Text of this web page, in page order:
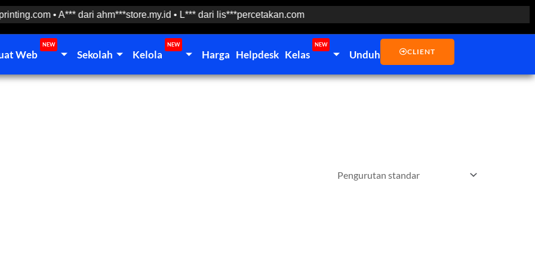
• A*** dari ahm***store.my.id • L*** dari lis***percetakan.com
CLIENT
Web
NEW
Sekolah Kelola
NEW
Harga Helpdesk Kelas
NEW
Unduh